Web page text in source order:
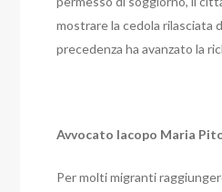
mostrare la cedola rilasciata
precedenza ha avanzato la
Avvocato Iacopo Maria
Per molti migranti